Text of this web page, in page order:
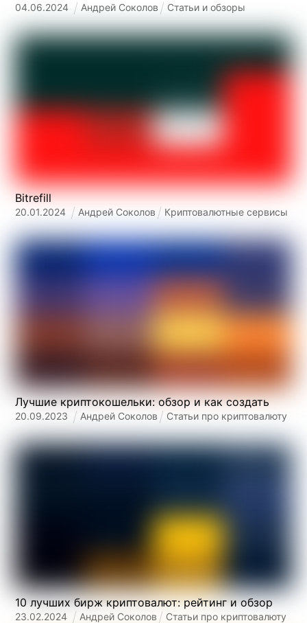
04.06.2024 Андрей Соколов Статьи и обзоры
Bitrefill
20.01.2024 Андрей Соколов Криптовалютные сервисы
Лучшие криптокошельки: обзор и как создать
20.09.2023 Андрей Соколов Статьи про криптовалюту
10 лучших бирж криптовалют: рейтинг и обзор
23.02.2024 Андрей Соколов Статьи про криптовалюту